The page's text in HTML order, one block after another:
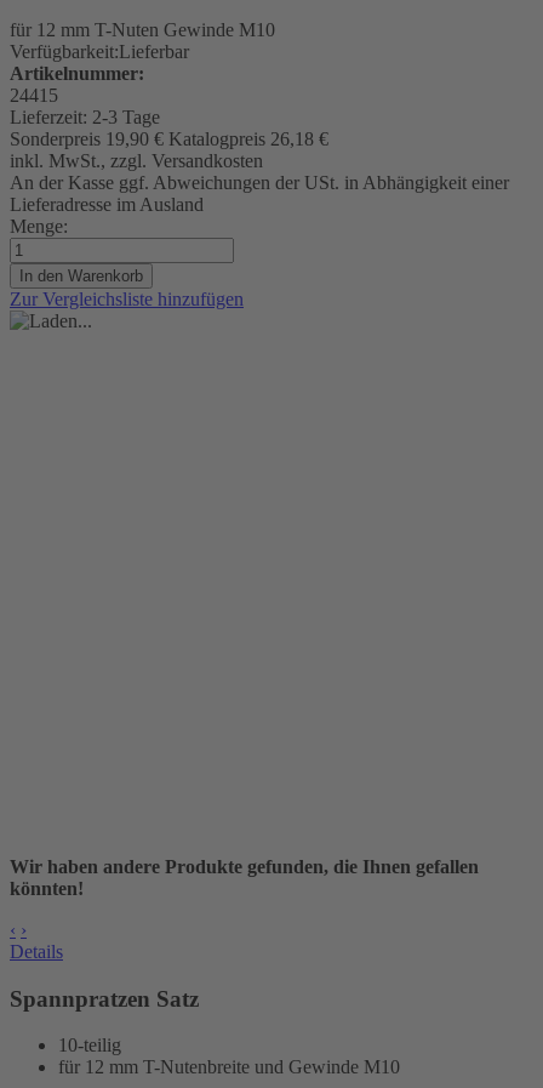
für 12 mm T-Nuten Gewinde M10
Verfügbarkeit:Lieferbar
Artikelnummer:
24415
Lieferzeit: 2-3 Tage
Sonderpreis 19,90 € Katalogpreis 26,18 €
inkl. MwSt., zzgl. Versandkosten
An der Kasse ggf. Abweichungen der USt. in Abhängigkeit einer
Lieferadresse im Ausland
Menge:
In den Warenkorb
Zur Vergleichsliste hinzufügen
Wir haben andere Produkte gefunden, die Ihnen gefallen
könnten!
‹ ›
Details
Spannpratzen Satz
10-teilig
für 12 mm T-Nutenbreite und Gewinde M10